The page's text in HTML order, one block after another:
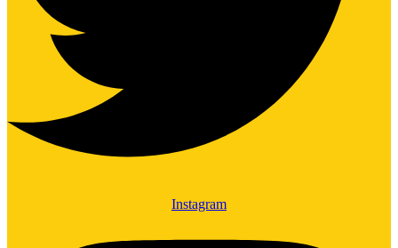
Instagram